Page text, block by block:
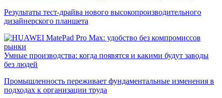
Результаты тест-драйва нового высокопроизводительного
дизайнерского планшета
рынки
Умные производства: когда появятся и какими будут заводы
без людей
Промышленность переживает фундаментальные изменения в
подходах к организации труда